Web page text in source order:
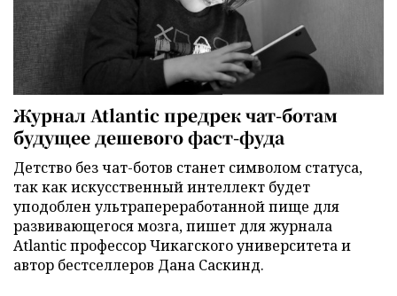
Журнал Atlantic предрек чат-ботам
будущее дешевого фаст-фуда
Детство без чат-ботов станет символом статуса,
так как искусственный интеллект будет
уподоблен ультрапереработанной пище для
развивающегося мозга, пишет для журнала
Atlantic профессор Чикагского университета и
автор бестселлеров Дана Саскинд.